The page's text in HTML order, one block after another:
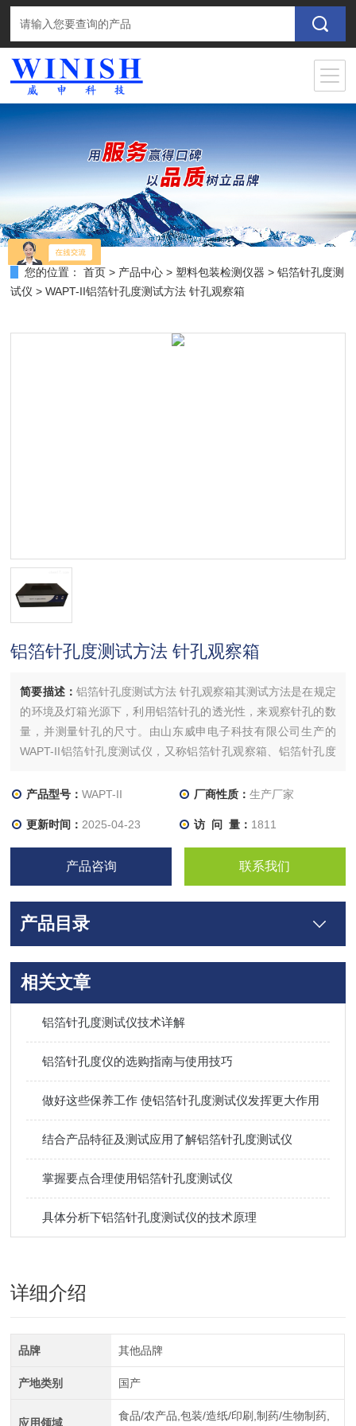
您的位置： 首页 > 产品中心 > 塑料包装检测仪器 >铝箔针孔度测
试仪 > WAPT-II铝箔针孔度测试方法 针孔观察箱
铝箔针孔度测试方法 针孔观察箱
简要描述： 铝箔针孔度测试方法 针孔观察箱其测试方法是在规定
的环境及灯箱光源下，利用铝箔针孔的透光性，来观察针孔的数
量，并测量针孔的尺寸。由山东威申电子科技有限公司生产的
WAPT-II铝箔针孔度测试仪，又称铝箔针孔观察箱、铝箔针孔度
求及测试方法。
产品型号：WAPT-II 厂商性质： 生产厂家
更新时间： 2025-04-23 访 问 量： 1811
产品咨询 联系我们
产品目录
相关文章
铝箔针孔度测试仪技术详解
铝箔针孔度仪的选购指南与使用技巧
做好这些保养工作 使铝箔针孔度测试仪发挥更大作用
结合产品特征及测试应用了解铝箔针孔度测试仪
掌握要点合理使用铝箔针孔度测试仪
具体分析下铝箔针孔度测试仪的技术原理
详细介绍
品牌 其他品牌
产地类别 国产
应用领域
食品/农产品,包装/造纸/印刷,制药/生物制药,